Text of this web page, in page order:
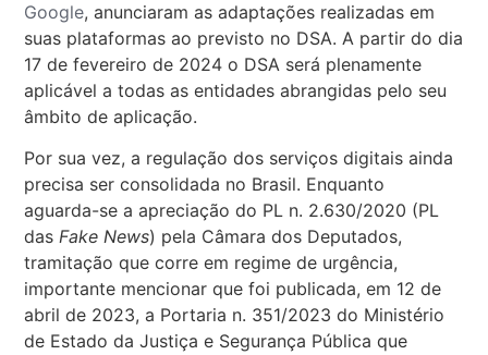
Google, anunciaram as adaptações realizadas em
suas plataformas ao previsto no DSA. A partir do dia
17 de fevereiro de 2024 o DSA será plenamente
aplicável a todas as entidades abrangidas pelo seu
âmbito de aplicação.
Por sua vez, a regulação dos serviços digitais ainda
precisa ser consolidada no Brasil. Enquanto
aguarda-se a apreciação do PL n. 2.630/2020 (PL
dasFake News) pela Câmara dos Deputados,
tramitação que corre em regime de urgência,
importante mencionar que foi publicada, em 12 de
abril de 2023, a Portaria n. 351/2023 do Ministério
de Estado da Justiça e Segurança Pública que